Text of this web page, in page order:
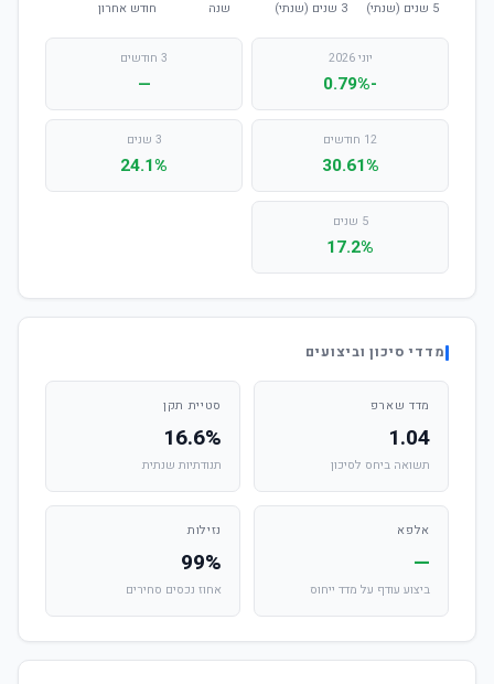
יוני 2026
-0.79%
3 חודשים
—
12 חודשים
30.61%
3 שנים
24.1%
5 שנים
17.2%
מדדי סיכון וביצועים
מדד שארפ
1.04
תשואה ביחס לסיכון
סטיית תקן
16.6%
תנודתיות שנתית
אלפא
—
ביצוע עודף על מדד ייחוס
נזילות
99%
אחוז נכסים סחירים